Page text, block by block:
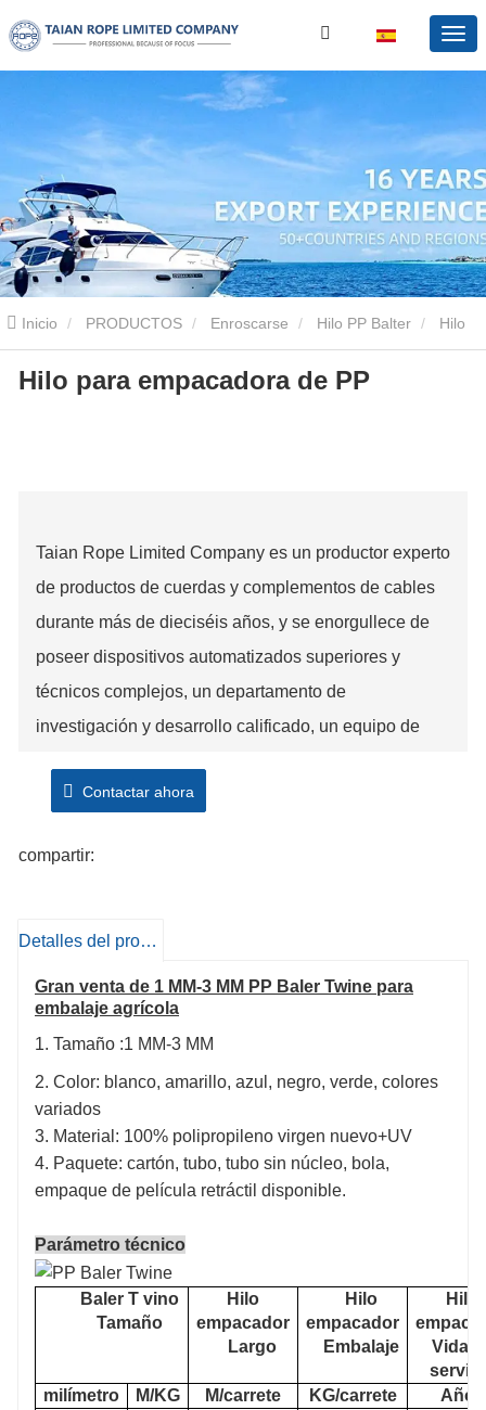
Inicio PRODUCTOS Enroscarse Hilo PP Balter
para empacadora de PP
Hilo para empacadora de PP
Taian Rope Limited Company es un productor experto
de productos de cuerdas y complementos de cables
durante más de dieciséis años, y se enorgullece de
poseer dispositivos automatizados superiores y
técnicos complejos, un departamento de
investigación y desarrollo calificado, un equipo de
con un anual capacidad de producción de más de
del Sistema de Calidad I S O nueve cero cero cero.
Contactar ahora
compartir:
Detalles del producto
Gran venta de 1 MM-3 MM PP Baler Twine para
embalaje agrícola
1. Tamaño :1 MM-3 MM
2. Color: blanco, amarillo, azul, negro, verde, colores
variados
3. Material: 100% polipropileno virgen nuevo+UV
4. Paquete: cartón, tubo, tubo sin núcleo, bola,
empaque de película retráctil disponible.
Parámetro técnico
Baler T vino
Tamaño
Hilo
empacador
Largo
Hilo
empacador
Embalaje
Hilo
Vida
milímetro
M/KG M/carrete KG/carrete
Años